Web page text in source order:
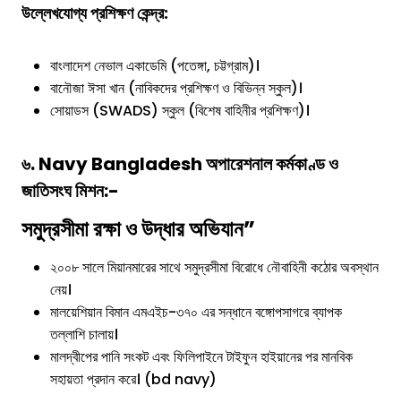
উল্লেখযোগ্য প্রশিক্ষণ কেন্দ্র:
বাংলাদেশ নেভাল একাডেমি (পতেঙ্গা, চট্টগ্রাম)।
বানৌজা ঈসা খান (নাবিকদের প্রশিক্ষণ ও বিভিন্ন স্কুল)।
সোয়াডস (SWADS) স্কুল (বিশেষ বাহিনীর প্রশিক্ষণ)।
৬. Navy Bangladesh অপারেশনাল কর্মকাণ্ড ও
জাতিসংঘ মিশন:-
সমুদ্রসীমা রক্ষা ও উদ্ধার অভিযান”
২০০৮ সালে মিয়ানমারের সাথে সমুদ্রসীমা বিরোধে নৌবাহিনী কঠোর অবস্থান
নেয়।
মালয়েশিয়ান বিমান এমএইচ-৩৭০ এর সন্ধানে বঙ্গোপসাগরে ব্যাপক
তল্লাশি চালায়।
মালদ্বীপের পানি সংকট এবং ফিলিপাইনে টাইফুন হাইয়ানের পর মানবিক
সহায়তা প্রদান করে। (bd navy)